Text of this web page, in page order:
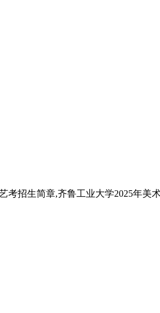
招生简章,齐鲁工业大学2025年